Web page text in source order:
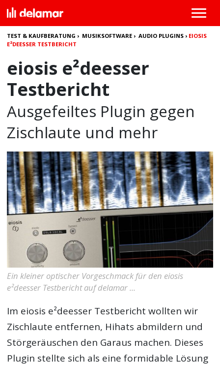
TEST & KAUFBERATUNG › MUSIKSOFTWARE ›AUDIO PLUGINS › EIOSIS
E²DEESSER TESTBERICHT
eiosis e²deesser
Testbericht
Ausgefeiltes Plugin gegen
Zischlaute und mehr
Ein kleiner optischer Vorgeschmack für den eiosis
e²deesser Testbericht auf delamar ...
Im eiosis e²deesser Testbericht wollten wir
Zischlaute entfernen, Hihats abmildern und
Störgeräuschen den Garaus machen. Dieses
Plugin stellte sich als eine formidable Lösung